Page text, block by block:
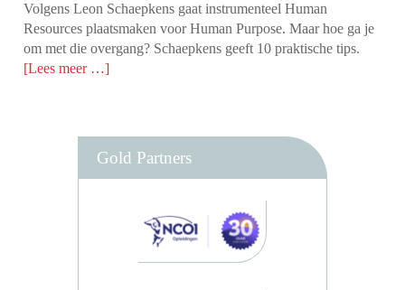
Volgens Leon Schaepkens gaat instrumenteel Human
Resources plaatsmaken voor Human Purpose. Maar hoe ga je
om met die overgang? Schaepkens geeft 10 praktische tips.
[Lees meer …]
Gold Partners